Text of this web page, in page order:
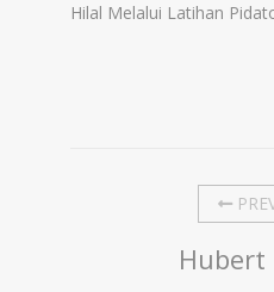
Hilal Melalui Latihan
Hubert